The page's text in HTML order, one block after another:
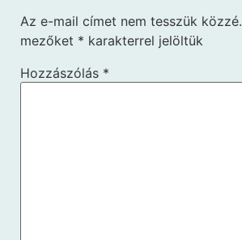
Az e-mail címet nem tesszük közzé.
mezőket * karakterrel jelöltük
Hozzászólás *